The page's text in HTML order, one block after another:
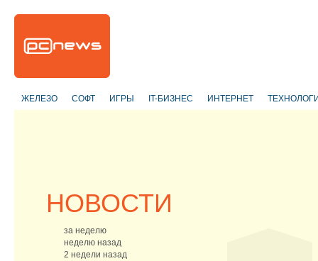
ЖЕЛЕЗО СОФТ ИГРЫ IT-БИЗНЕС ИНТЕРНЕТ
НОВОСТИ
за неделю
неделю назад
2 недели назад